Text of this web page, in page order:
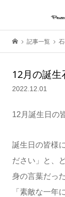
記事一覧
12月の誕生
2022.12.01
12月誕生日の
誕生日の皆様
ださい」と、
身の言葉だっ
「素敵な一年